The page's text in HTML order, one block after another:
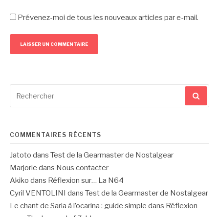
Prévenez-moi de tous les nouveaux articles par e-mail.
pour
COMMENTAIRES RÉCENTS
Jatoto dans Test de la Gearmaster de Nostalgear
Marjorie dans Nous contacter
Akiko dans Réflexion sur… La N64
Cyril VENTOLINI dans Test de la Gearmaster de Nostalgear
Le chant de Saria à l’ocarina : guide simple dans Réflexion